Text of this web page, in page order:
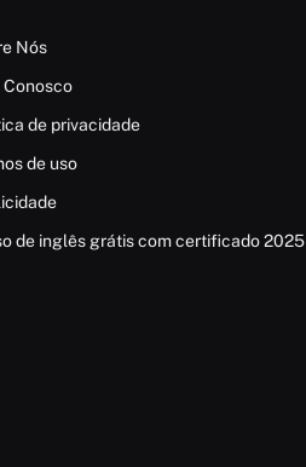
Nós
Conosco
de privacidade
de uso
de inglês grátis com certificado 2025